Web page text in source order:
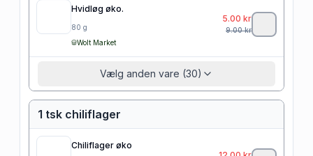
Hvidløg øko.
80 g
Wolt Market
5.00 kr
9.00kr
Vælg anden vare (30)
1 tsk chiliflager
Chiliflager øko